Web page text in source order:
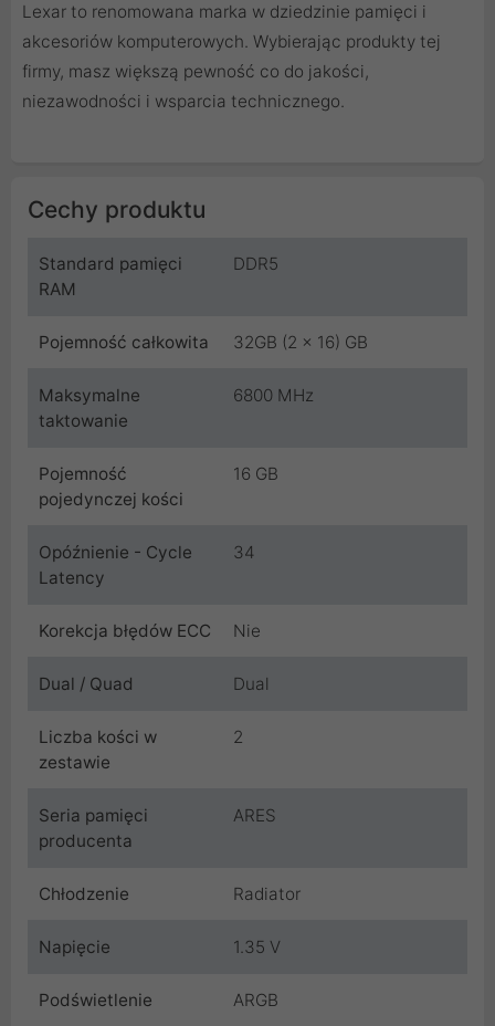
Lexar to renomowana marka w dziedzinie pamięci i
akcesoriów komputerowych. Wybierając produkty tej
firmy, masz większą pewność co do jakości,
niezawodności i wsparcia technicznego.
Cechy produktu
Standard pamięci
RAM
DDR5
Pojemność całkowita 32GB (2 x 16) GB
Maksymalne
taktowanie
6800 MHz
Pojemność
pojedynczej kości
16 GB
Opóźnienie - Cycle
Latency
34
Korekcja błędów ECC Nie
Dual / Quad Dual
Liczba kości w
zestawie
2
Seria pamięci
producenta
ARES
Chłodzenie Radiator
Napięcie 1.35 V
Podświetlenie ARGB